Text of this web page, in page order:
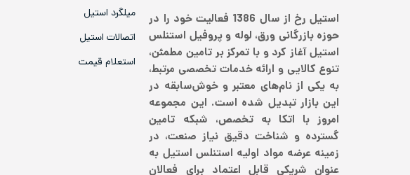
استیل رخ از سال 1386 فعالیت خود را در
حوزه بازرگانی ورق، لوله و پروفیل استنلس
استیل آغاز کرد و با تمرکز بر تامین مطمئن،
تنوع کالایی و ارائه خدمات تخصصی مرتبط،
به یکی از نام‌های معتبر و خوش‌سابقه در
این بازار تبدیل شده است. این مجموعه
امروز با اتکا به تخصص، شبکه تامین
گسترده و شناخت دقیق نیاز صنعت، در
زمینه عرضه مواد اولیه استنلس استیل به
عنوان شریکی قابل اعتماد برای فعالان
میلگرد استیل
اتصالات استیل
استعلام قیمت